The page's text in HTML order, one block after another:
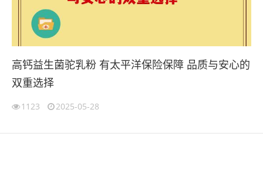
高钙益生菌驼乳粉 有太平洋保险保障 品质与安心的
双重选择
1123 2025-05-28